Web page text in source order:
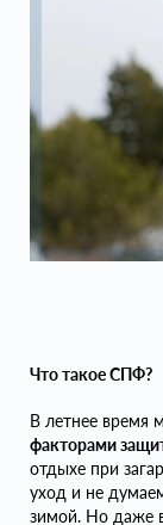
Что такое СПФ?
В летнее время
факторами
отдыхе при
уход и не
зимой. Но даже